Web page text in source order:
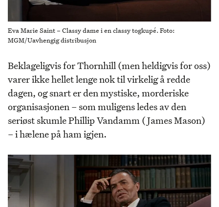
Eva Marie Saint – Classy dame i en classy togkupé. Foto:
MGM/Uavhengig distribusjon
Beklageligvis for Thornhill (men heldigvis for oss)
varer ikke hellet lenge nok til virkelig å redde
dagen, og snart er den mystiske, morderiske
organisasjonen – som muligens ledes av den
seriøst skumle Phillip Vandamm (James Mason)
– i hælene på ham igjen.